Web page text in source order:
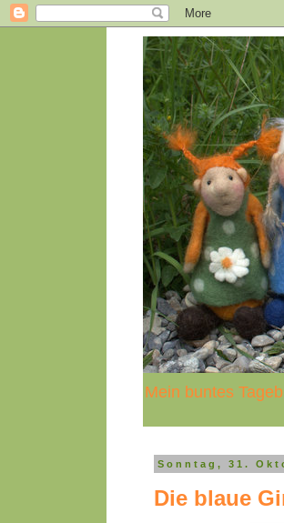
Mein buntes
Sonntag, 31.
Die blaue